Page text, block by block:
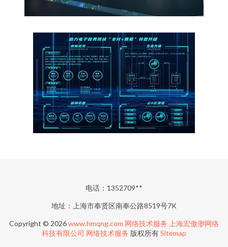
电话：1352709**
地址：上海市奉贤区南奉公路8519号7K
Copyright © 2026www.hmqng.com 网络技术服务 上海宏傲渺网络
科技有限公司 网络技术服务 版权所有Sitemap